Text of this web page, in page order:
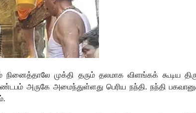
நினைத்தாலே முக்தி தரும் தலமாக விளங்கக் கூடிய
அருகே அமைந்துள்ளது பெரிய நந்தி. நந்தி